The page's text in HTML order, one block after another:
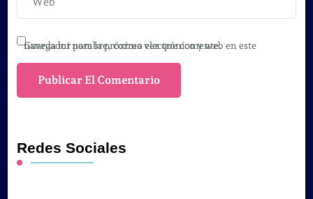
Guarda mi nombre, correo electrónico y web en este navegador para la próxima vez que comente.
Redes Sociales